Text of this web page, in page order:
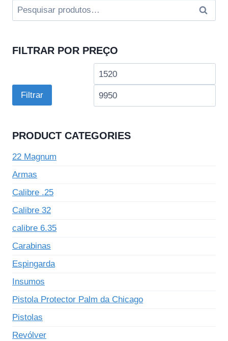
Pesquisar
por:
FILTRAR POR PREÇO
Preço
Filtrar
PRODUCT CATEGORIES
22 Magnum
Armas
Calibre .25
Calibre 32
calibre 6.35
Carabinas
Espingarda
Insumos
Pistola Protector Palm da Chicago
Pistolas
Revólver